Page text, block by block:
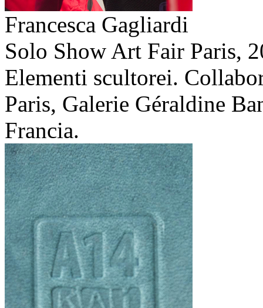
Francesca Gagliardi
Solo Show Art Fair Paris,
Elementi scultorei.
Paris, Galerie Géraldine
Francia.